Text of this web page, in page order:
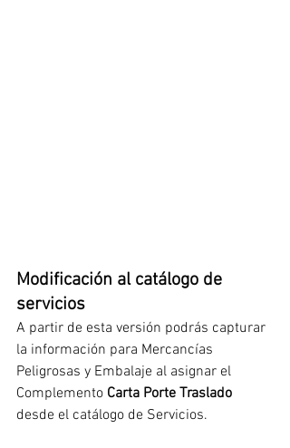
Modificación al catálogo de
servicios
A partir de esta versión podrás capturar
la información para Mercancías
Peligrosas y Embalaje al asignar el
Complemento Carta Porte Traslado
desde el catálogo de Servicios.